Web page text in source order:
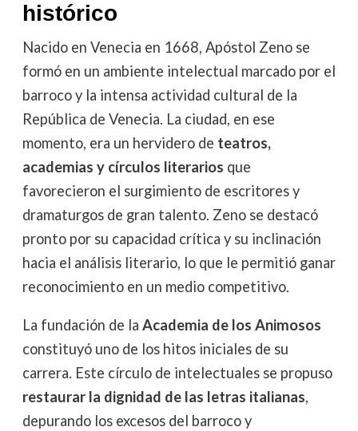
histórico
Nacido en Venecia en 1668, Apóstol Zeno se
formó en un ambiente intelectual marcado por el
barroco y la intensa actividad cultural de la
República de Venecia. La ciudad, en ese
momento, era un hervidero de teatros,
academias y círculos literarios que
favorecieron el surgimiento de escritores y
dramaturgos de gran talento. Zeno se destacó
pronto por su capacidad crítica y su inclinación
hacia el análisis literario, lo que le permitió ganar
reconocimiento en un medio competitivo.
La fundación de la Academia de los Animosos
constituyó uno de los hitos iniciales de su
carrera. Este círculo de intelectuales se propuso
restaurar la dignidad de las letras italianas,
depurando los excesos del barroco y